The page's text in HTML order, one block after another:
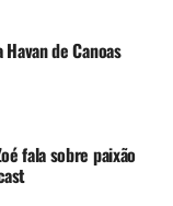
de Canoas
fala sobre paixão